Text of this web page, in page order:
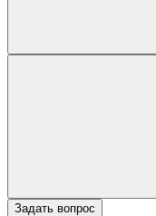
Задать вопрос